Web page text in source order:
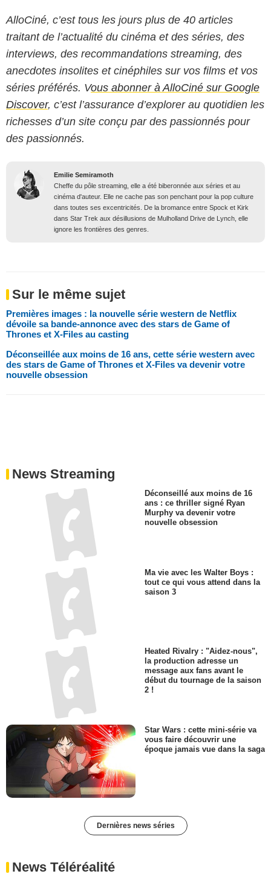
AlloCiné, c’est tous les jours plus de 40 articles
traitant de l’actualité du cinéma et des séries, des
interviews, des recommandations streaming, des
anecdotes insolites et cinéphiles sur vos films et vos
séries préférés. Vous abonner à AlloCiné sur Google
Discover, c’est l’assurance d’explorer au quotidien les
richesses d’un site conçu par des passionnés pour
des passionnés.
Emilie Semiramoth
Cheffe du pôle streaming, elle a été biberonnée aux séries et au
cinéma d'auteur. Elle ne cache pas son penchant pour la pop culture
dans toutes ses excentricités. De la bromance entre Spock et Kirk
dans Star Trek aux désillusions de Mulholland Drive de Lynch, elle
ignore les frontières des genres.
Sur le même sujet
Premières images : la nouvelle série western de Netflix
dévoile sa bande-annonce avec des stars de Game of
Thrones et X-Files au casting
Déconseillée aux moins de 16 ans, cette série western avec
des stars de Game of Thrones et X-Files va devenir votre
nouvelle obsession
News Streaming
Déconseillé aux moins de 16
ans : ce thriller signé Ryan
Murphy va devenir votre
nouvelle obsession
Ma vie avec les Walter Boys :
tout ce qui vous attend dans la
saison 3
Heated Rivalry : "Aidez-nous",
la production adresse un
message aux fans avant le
début du tournage de la saison
2 !
Star Wars : cette mini-série va
vous faire découvrir une
époque jamais vue dans la saga
Dernières news séries
News Téléréalité